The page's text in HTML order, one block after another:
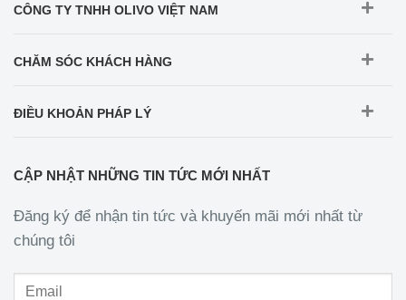
CÔNG TY TNHH OLIVO VIỆT NAM
CHĂM SÓC KHÁCH HÀNG
ĐIỀU KHOẢN PHÁP LÝ
CẬP NHẬT NHỮNG TIN TỨC MỚI NHẤT
Đăng ký để nhận tin tức và khuyến mãi mới nhất từ
chúng tôi